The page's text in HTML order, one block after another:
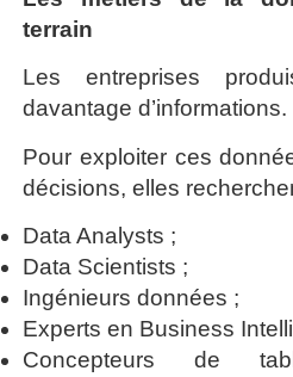
terrain
Les entreprises
davantage d’informations.
Pour exploiter ces
décisions, elles
Data Analysts ;
Data Scientists ;
Ingénieurs données ;
Experts en Business
Concepteurs de